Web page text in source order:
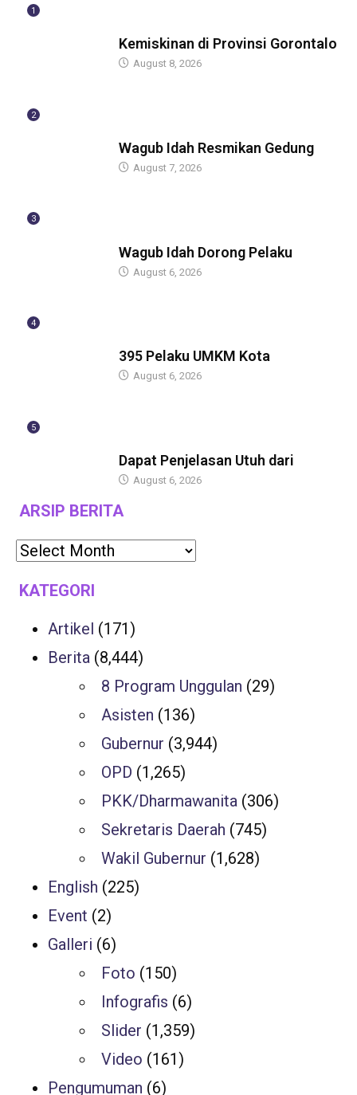
1
Kemiskinan di Provinsi Gorontalo
August 8, 2026
2
Wagub Idah Resmikan Gedung
August 7, 2026
3
Wagub Idah Dorong Pelaku
August 6, 2026
4
395 Pelaku UMKM Kota
August 6, 2026
5
Dapat Penjelasan Utuh dari
August 6, 2026
ARSIP BERITA
KATEGORI
Artikel (171)
Berita (8,444)
8 Program Unggulan (29)
Asisten (136)
Gubernur (3,944)
OPD (1,265)
PKK/Dharmawanita (306)
Sekretaris Daerah (745)
Wakil Gubernur (1,628)
English (225)
Event (2)
Galleri (6)
Foto (150)
Infografis (6)
Slider (1,359)
Video (161)
Pengumuman (6)